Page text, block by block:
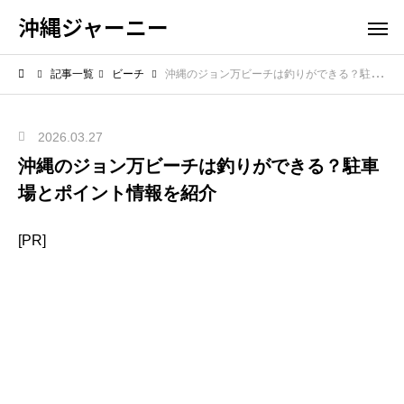
沖縄ジャーニー
記事一覧 ビーチ 沖縄のジョン万ビーチは釣りができる？駐車場とポイント情報を紹介
2026.03.27
沖縄のジョン万ビーチは釣りができる？駐車
場とポイント情報を紹介
[PR]